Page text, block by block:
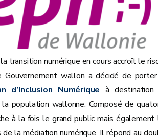
transition numérique en cours accroît le
Gouvernement wallon a décidé de
d’Inclusion Numérique à destination
la population wallonne. Composé de
à la fois le grand public mais également
la médiation numérique. Il répond au